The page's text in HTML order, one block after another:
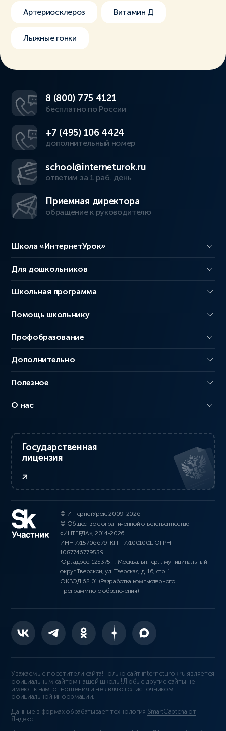
Артериосклероз Витамин Д
Лыжные гонки
8 (800) 775 4121
бесплатно по России
+7 (495) 106 4424
дополнительный номер
school@interneturok.ru
ответим за 1 раб. день
Приемная директора
обращение к руководителю
Школа «ИнтернетУрок»
Для дошкольников
Школьная программа
Помощь школьнику
Профобразование
Дополнительно
Полезное
О нас
Государственная
лицензия
© ИнтернетУрок, 2009-2026
© Общество с ограниченной ответственностью
«ИНТЕРДА», 2014-2026
ИНН 7715706679, КПП 771001001, ОГРН
1087746779559
Юр. адрес: 125375, г. Москва, вн.тер.г. муниципальный
округ Тверской, ул. Тверская, д. 16, стр. 1
ОКВЭД 62.01 (Разработка компьютерного
программного обеспечения)
Уважаемые посетители сайта! Только сайт interneturok.ru является
официальным сайтом нашей школы! Любые другие сайты не
имеют к нам отношения и не являются источником
официальной информации.
Данные в формах обрабатывает технология SmartCaptcha от
Яндекс